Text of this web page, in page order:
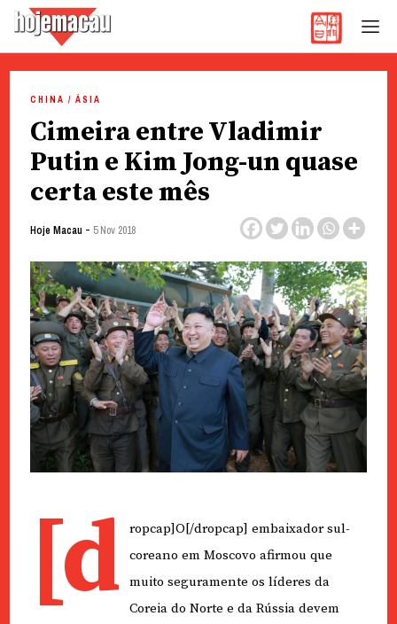
content
CHINA / ÁSIA
Cimeira entre Vladimir
Putin e Kim Jong-un quase
certa este mês
Hoje Macau - 5 Nov 2018
[d
ropcap]O[/dropcap] embaixador sul-
coreano em Moscovo afirmou que
muito seguramente os líderes da
Coreia do Norte e da Rússia devem